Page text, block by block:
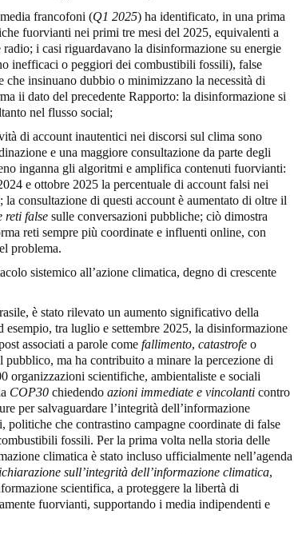
francofoni (Q1 2025) ha identificato, in una prima
fuorvianti nei primi tre mesi del 2025, equivalenti a
i casi riguardavano la disinformazione su energie
inefficaci o peggiori dei combustibili fossili), false
insinuano dubbio o minimizzano la necessità di
ii dato del precedente Rapporto: la disinformazione si
nel flusso social;
di account inautentici nei discorsi sul clima sono
e una maggiore consultazione da parte degli
inganna gli algoritmi e amplifica contenuti fuorvianti:
e ottobre 2025 la percentuale di account falsi nei
; la consultazione di questi account è aumentato di oltre il
reti false sulle conversazioni pubbliche; ciò dimostra
reti sempre più coordinate e influenti online, con
problema.
sistemico all’azione climatica, degno di crescente
è stato rilevato un aumento significativo della
esempio, tra luglio e settembre 2025, la disinformazione
associati a parole come fallimento, catastrofe o
ma ha contribuito a minare la percezione di
scientifiche, ambientaliste e sociali
COP30 chiedendo azioni immediate e vincolanti contro
per salvaguardare l’integrità dell’informazione
che contrastino campagne coordinate di false
fossili. Per la prima volta nella storia delle
climatica è stato incluso ufficialmente nell’agenda
sull’integrità dell’informazione climatica,
scientifica, a proteggere la libertà di
fuorvianti, supportando i media indipendenti e